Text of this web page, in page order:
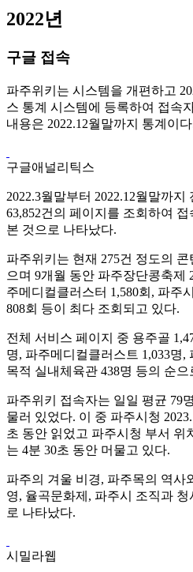
2022년
구글 접속
파주위키는 시스템을 개편하고
스 통계 시스템에 등록하여 접속
내용은 2022.12월말까지 통계이다
구글애널리틱스
2022.3월말부터 2022.12월말까지
63,852건의 페이지를 조회하여
본 것으로 나타났다.
파주위키는 현재 275건 정도의
으며 9개월 동안 파주장단콩축제
주메디컬클러스터 1,580회, 파주
808회 등이 최다 조회되고 있다.
전체 서비스 페이지 중 용주골
명, 파주메디컬클러스트 1,033명,
목적 실내체육관 438명 등의 순
파주위키 접속자는 일일 평균 79
물러 있었다. 이 중 파주시청
초 동안 읽었고 파주시청 부서 위
는 4분 30초 동안 머물고 있다.
파주의 겨울 비경, 파주목의 역사
영, 율곡문화제, 파주시 조직과
로 나타났다.
시밀라웹